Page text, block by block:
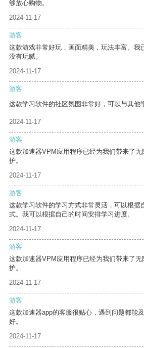
够放心购物。
2024-11-17
游客
这款游戏非常好玩，画面精美，玩法丰富。我
没有玩腻。
2024-11-17
游客
这款学习软件的社区氛围非常好，可以与其他
2024-11-17
游客
这款加速器VPM应用程序已经为我们带来了
护。
2024-11-17
游客
这款学习软件的学习方式非常灵活，可以根据
式。我可以根据自己的时间安排学习进度。
2024-11-17
游客
这款加速器VPM应用程序已经为我们带来了
护。
2024-11-17
游客
这款加速器app的客服很贴心，遇到问题都能
好。
2024-11-17